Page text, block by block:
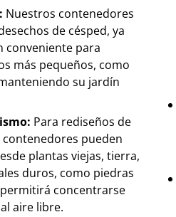
Nuestros contenedores
de césped, ya
conveniente para
más pequeños, como
su jardín
Para rediseños de
pueden
plantas viejas, tierra,
duros, como piedras
concentrarse
aire libre.